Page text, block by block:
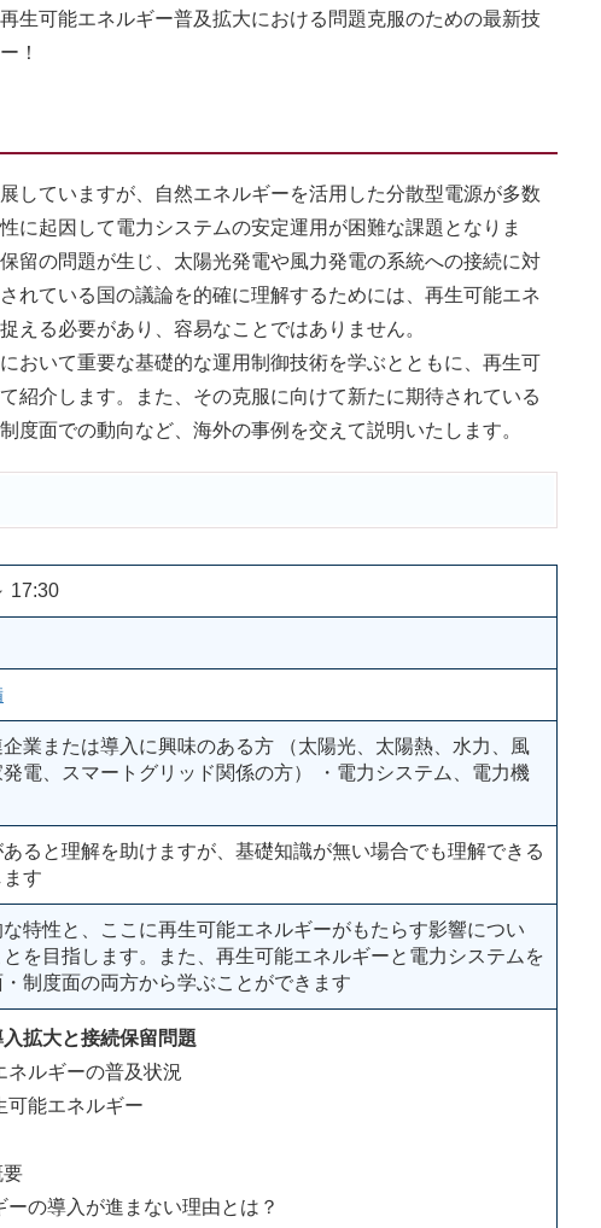
生可能エネルギー普及拡大における問題克服のための最新技
ー！
していますが、自然エネルギーを活用した分散型電源が多数
に起因して電力システムの安定運用が困難な課題となりま
留の問題が生じ、太陽光発電や風力発電の系統への接続に対
れている国の議論を的確に理解するためには、再生可能エネ
える必要があり、容易なことではありません。
おいて重要な基礎的な運用制御技術を学ぶとともに、再生可
紹介します。また、その克服に向けて新たに期待されている
度面での動向など、海外の事例を交えて説明いたします。
17:30
企業または導入に興味のある方 （太陽光、太陽熱、水力、風
電、スマートグリッド関係の方） ・電力システム、電力機
ると理解を助けますが、基礎知識が無い場合でも理解できる
す
特性と、ここに再生可能エネルギーがもたらす影響につい
を目指します。また、再生可能エネルギーと電力システムを
制度面の両方から学ぶことができます
拡大と接続保留問題
ルギーの普及状況
能エネルギー
の導入が進まない理由とは？